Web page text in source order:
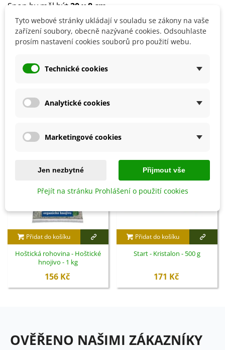
Spon by měl být20 x 8 cm
Stanoviště volímeslunečnéaž polostinné.
Půda by měla být těžká a dobře zpracovaná.
Detaily produktu
SOUVISEJÍCÍ PRODUKTY
Přidat do košíku
Hoštická rohovina - Hoštické
hnojivo - 1 kg
156 Kč
Přidat do košíku
Start - Kristalon - 500 g
171 Kč
OVĚŘENO NAŠIMI ZÁKAZNÍKY
Tyto webové stránky ukládají v souladu se zákony na vaše
zařízení soubory, obecně nazývané cookies. Odsouhlaste
prosím nastavení cookies souborů pro použití webu.
Technické cookies
Analytické cookies
Marketingové cookies
Jen nezbytné Přijmout vše
Přejít na stránku Prohlášení o použití cookies